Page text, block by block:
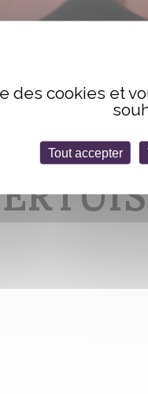
des cookies et
Tout accepter